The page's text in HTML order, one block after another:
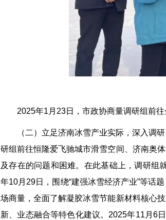
2025年1月23日，市政协商量调研组前
（二）立足济南冰雪产业实际，深入调
研组前往恒隆爱飞驰城市滑雪空间、济南奥
及存在的问题和困难。在此基础上，调研组
年10月29日，围绕“建强冰雪经济产业”等话
场商量，全面了解凝胶冰雪节能新材料核心
新、业态融合等特色化建议。2025年11月6